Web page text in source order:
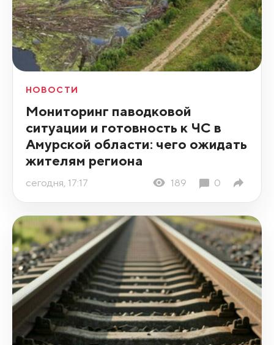
НОВОСТИ
Мониторинг паводковой
ситуации и готовность к ЧС в
Амурской области: чего ожидать
жителям региона
сегодня, 17:17 189 0